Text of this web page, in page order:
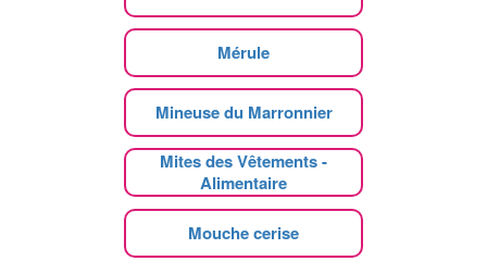
Mérule
Mineuse du Marronnier
Mites des Vêtements -
Alimentaire
Mouche cerise